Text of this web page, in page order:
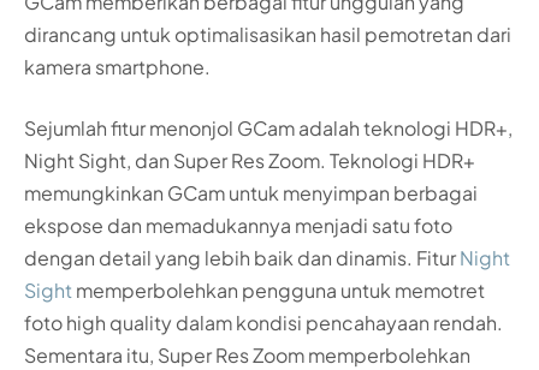
dirancang untuk optimalisasikan hasil pemotretan dari
kamera smartphone.
Sejumlah fitur menonjol GCam adalah teknologi HDR+,
Night Sight, dan Super Res Zoom. Teknologi HDR+
memungkinkan GCam untuk menyimpan berbagai
ekspose dan memadukannya menjadi satu foto
dengan detail yang lebih baik dan dinamis. FiturNight
Sightmemperbolehkan pengguna untuk memotret
foto high quality dalam kondisi pencahayaan rendah.
Sementara itu, Super Res Zoom memperbolehkan